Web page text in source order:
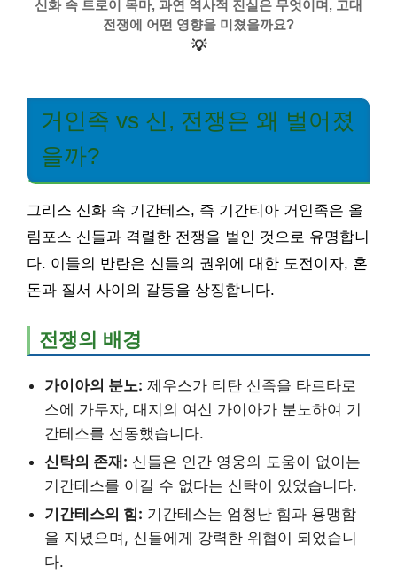
신화 속 트로이 목마, 과연 역사적 진실은 무엇이며, 고대
전쟁에 어떤 영향을 미쳤을까요?
💡
거인족 vs 신, 전쟁은 왜 벌어졌
을까?
그리스 신화 속 기간테스, 즉 기간티아 거인족은 올
림포스 신들과 격렬한 전쟁을 벌인 것으로 유명합니
다. 이들의 반란은 신들의 권위에 대한 도전이자, 혼
돈과 질서 사이의 갈등을 상징합니다.
전쟁의 배경
가이아의 분노: 제우스가 티탄 신족을 타르타로
스에 가두자, 대지의 여신 가이아가 분노하여 기
간테스를 선동했습니다.
신탁의 존재: 신들은 인간 영웅의 도움이 없이는
기간테스를 이길 수 없다는 신탁이 있었습니다.
기간테스의 힘: 기간테스는 엄청난 힘과 용맹함
을 지녔으며, 신들에게 강력한 위협이 되었습니
다.